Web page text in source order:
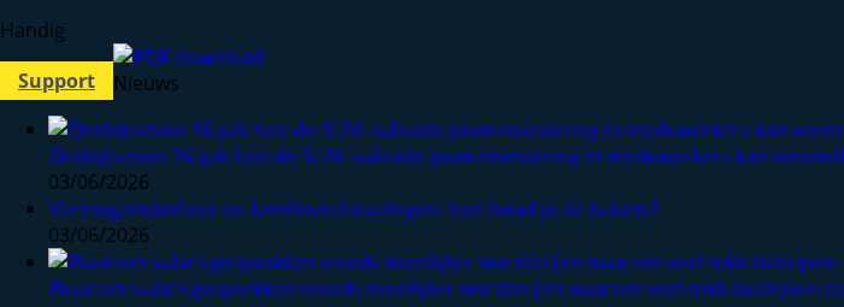
Handig
Support
Nieuws
Ontbijtsessie 16 juli: hoe de SLIM-subsidie jouw investering in medewerkers kan
03/06/2026
Vermogensbeheer en familieverhoudingen: hoe houd je de balans?
03/06/2026
Waarom salarisgesprekken steeds moeilijker worden (en waarom veel mkb-bedrijven